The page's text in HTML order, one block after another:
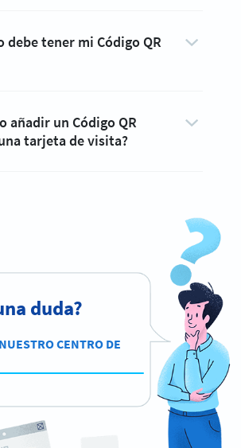
debe tener mi Código QR
añadir un Código QR
tarjeta de visita?
duda?
CENTRO DE